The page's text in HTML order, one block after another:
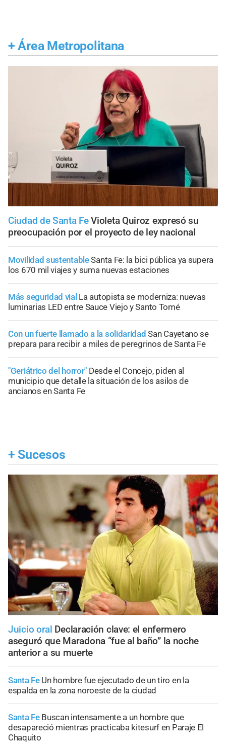
+ Área Metropolitana
Ciudad de Santa Fe Violeta Quiroz expresó su
preocupación por el proyecto de ley nacional
Movilidad sustentableSanta Fe: la bici pública ya supera
los 670 mil viajes y suma nuevas estaciones
Más seguridad vial La autopista se moderniza: nuevas
luminarias LED entre Sauce Viejo y Santo Tomé
Con un fuerte llamado a la solidaridad San Cayetano se
prepara para recibir a miles de peregrinos de Santa Fe
"Geriátrico del horror" Desde el Concejo, piden al
municipio que detalle la situación de los asilos de
ancianos en Santa Fe
+ Sucesos
Juicio oral Declaración clave: el enfermero
aseguró que Maradona “fue al baño” la noche
anterior a su muerte
Santa Fe Un hombre fue ejecutado de un tiro en la
espalda en la zona noroeste de la ciudad
Santa Fe Buscan intensamente a un hombre que
desapareció mientras practicaba kitesurf en Paraje El
Chaquito